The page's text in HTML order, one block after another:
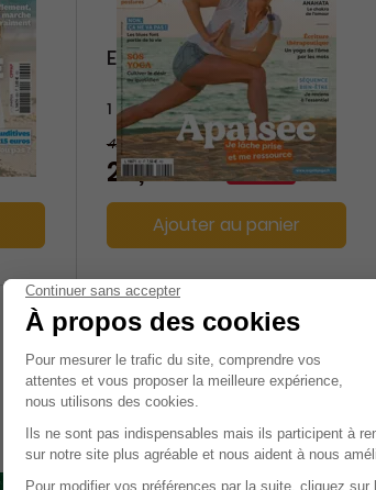
Esprit Yoga
1 an
45 €
25,13 € -44%
Ajouter au panier